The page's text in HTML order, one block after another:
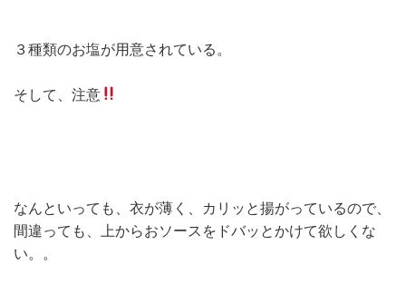
３種類のお塩が用意されている。
そして、注意
なんといっても、衣が薄く、カリッと揚がっているので、
間違っても、上からおソースをドバッとかけて欲しくな
い。。